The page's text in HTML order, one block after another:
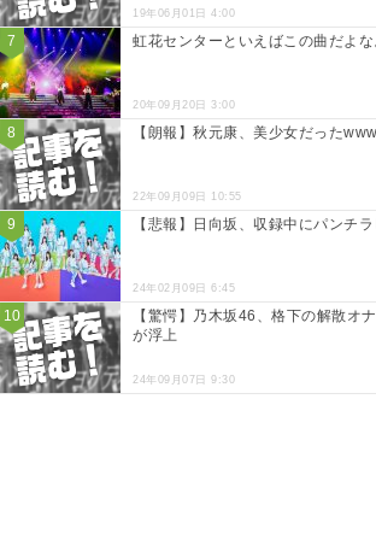
19年06月01日 4:00
虹花センターといえばこの曲だよな
20年09月20日 3:00
【朗報】秋元康、美少女だった
22年09月09日 10:55
【悲報】日向坂、収録中にパンチ
24年02月09日 6:45
【驚愕】乃木坂46、格下の解散オ
が浮上
24年09月07日 9:30